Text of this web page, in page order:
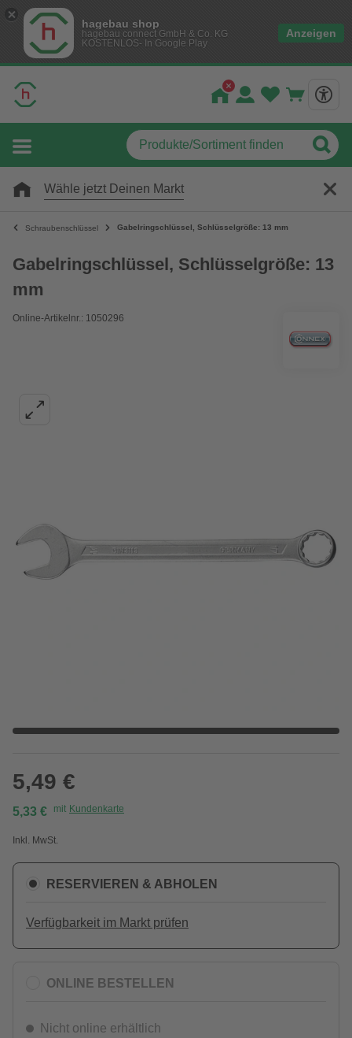
hagebau shop
hagebau connect GmbH & Co. KG
KOSTENLOS- In Google Play
Anzeigen
Wähle jetzt Deinen Markt
Schraubenschlüssel Gabelringschlüssel, Schlüsselgröße: 13 mm
Gabelringschlüssel, Schlüsselgröße: 13
mm
Online-Artikelnr.: 1050296
5,49 €
5,33 € mit Kundenkarte
Inkl. MwSt.
RESERVIEREN & ABHOLEN
Verfügbarkeit im Markt prüfen
ONLINE BESTELLEN
Nicht online erhältlich